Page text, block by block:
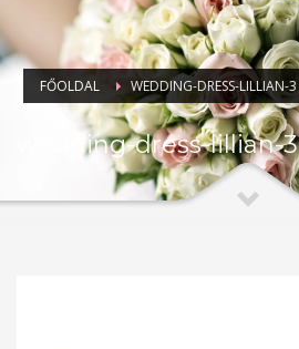
FŐOLDAL WEDDING-DRESS-LILLIAN-3
wedding-dress-lillian-3